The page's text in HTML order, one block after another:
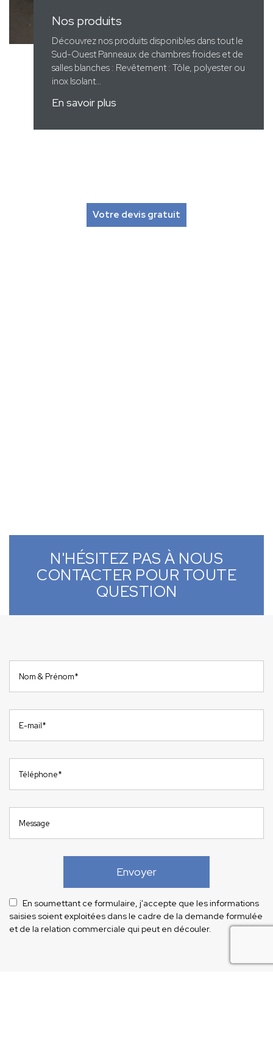
Nos produits
Découvrez nos produits disponibles dans tout le
Sud-Ouest Panneaux de chambres froides et de
salles blanches : Revêtement : Tôle, polyester ou
inox Isolant…
En savoir plus
Votre devis gratuit
N'HÉSITEZ PAS À NOUS
CONTACTER POUR TOUTE
QUESTION
En soumettant ce formulaire, j'accepte que les informations
saisies soient exploitées dans le cadre de la demande formulée
et de la relation commerciale qui peut en découler.